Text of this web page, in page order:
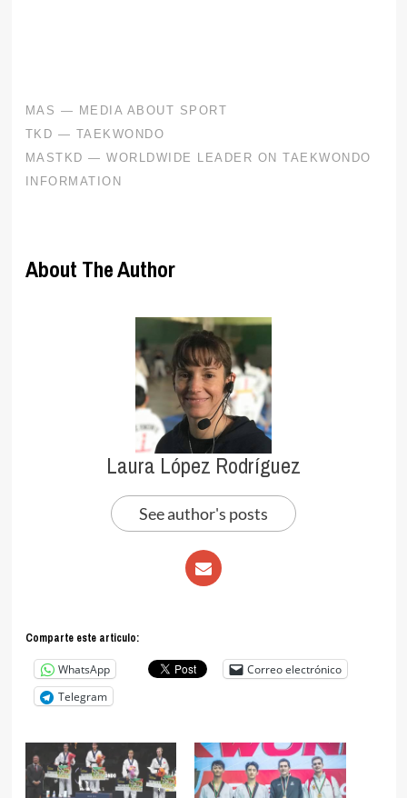
About The Author
Laura López Rodríguez
See author's posts
Comparte este articulo:
WhatsApp
Correo electrónico
Telegram